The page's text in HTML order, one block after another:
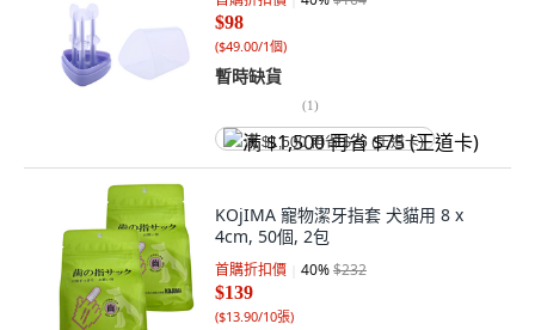
$98
($49.00/1個)
暫時缺貨
(1)
满 $1,500 再省 $75 (王道卡)
KOjIMA 寵物潔牙指套 犬貓用 8 x
4cm, 50個, 2包
首購折扣價 40%$232
$139
($13.90/10張)